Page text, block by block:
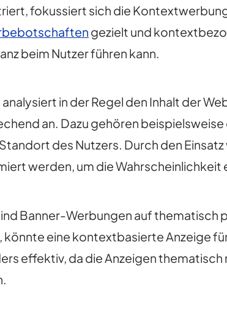
fokussiert sich die
gezielt und
beim Nutzer führen kann.
in der Regel den Inhalt der
an. Dazu gehören
des Nutzers. Durch den
werden, um die Wahrscheinlichkeit
Banner-Werbungen auf thematisch
eine kontextbasierte Anzeige
effektiv, da die Anzeigen thematisch